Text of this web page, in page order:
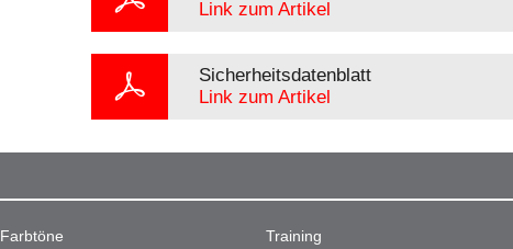
Link zum Artikel
Sicherheitsdatenblatt
Link zum Artikel
Farbtöne
Training